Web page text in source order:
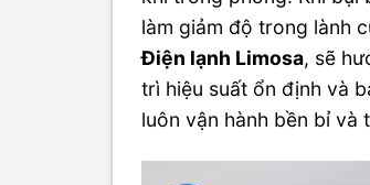
làm giảm độ trong lành
Điện lạnh Limosa, sẽ
trì hiệu suất ổn định và
luôn vận hành bền bỉ và